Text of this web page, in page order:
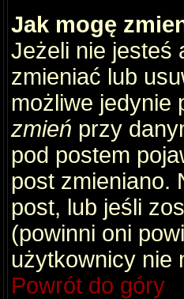
Jak mogę
Jeżeli nie jesteś
zmieniać lub
możliwe jedynie
zmień przy
pod postem
post zmieniano.
post, lub jeśli
(powinni oni
użytkownicy nie
Powrót do góry